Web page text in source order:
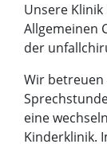
Unsere
Allgemeinen
der
Wir betreuen
eine
Kinderklinik.